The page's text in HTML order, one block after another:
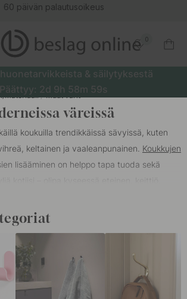
60 päivän palautusoikeus
.
0
.
& säilytyksestä
Päättyy: 2d 9h 58m 58s
Materiaali Muut värit
väreissä
koukuilla trendikkäissä sävyissä, kuten
keltainen ja vaaleanpunainen. Koukkujen
lisääminen on helppo tapa tuoda sekä
luovat rauhallisen ja harmonisen
täydellisesti luonnonläheisiin sisustuksiin.
ilmeen, valitse punaiset tai keltaiset
ja väriä esimerkiksi lastenhuoneeseen,
tahansa, missä haluat pirteää ilmettä.